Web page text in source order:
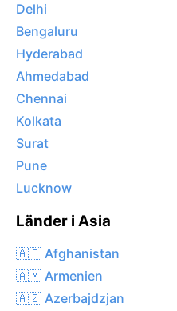
Delhi
Bengaluru
Hyderabad
Ahmedabad
Chennai
Kolkata
Surat
Pune
Lucknow
Länder i Asia
🇦🇫 Afghanistan
🇦🇲 Armenien
🇦🇿 Azerbajdzjan